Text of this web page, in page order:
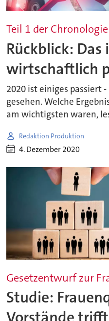
Teil 1 der Chronologie
Rückblick: Das
wirtschaftlich
2020 ist einiges passiert
gesehen. Welche
am wichtigsten waren,
Redaktion Produktion
4. Dezember 2020
Gesetzentwurf zur
Studie: